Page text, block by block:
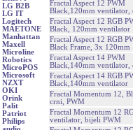
LG B2B
LG IT
Logitech
MAETONE
Manhattan
Maxell
Microline
Robotics
MicroPOS
Microsoft
NZXT
OKI
Orink
Palit
Patriot
Philips
Fractal Aspect 12 PWM
Black,120mm ventilator,
Fractal Aspect 12 RGB
Black, 120mm ventilator
Fractal Aspect 12 RGB
Black Frame, 3x 120mm
Fractal Aspect 14 PWM
Black,140mm ventilator,
Fractal Aspect 14 RGB
Black,140mm ventilator
Fractal Momentum 12,
crni, PWM
Fractal Momentum 12
ventilator, bijeli PWM